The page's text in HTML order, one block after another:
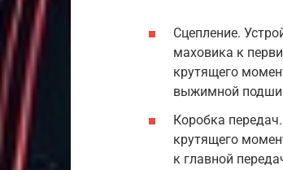
Сцепление.
маховика к
крутящего
выжимной
Коробка
крутящего
к главной